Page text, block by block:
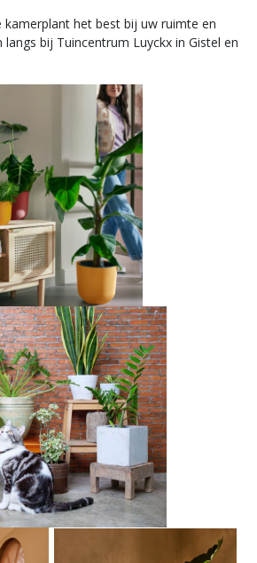
kamerplant het best bij uw ruimte en
bij Tuincentrum Luyckx in Gistel en